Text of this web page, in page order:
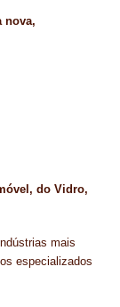
nova,
do Vidro,
mais
especializados